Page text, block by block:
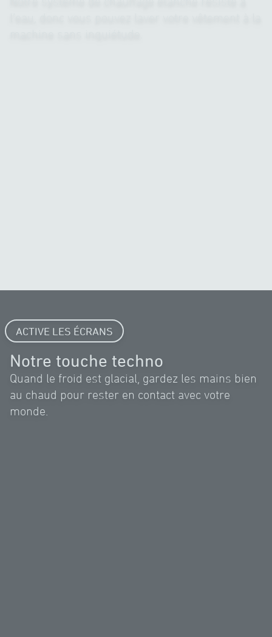
ACTIVE LES ÉCRANS
Notre touche techno
Quand le froid est glacial, gardez les mains bien
au chaud pour rester en contact avec votre
monde.